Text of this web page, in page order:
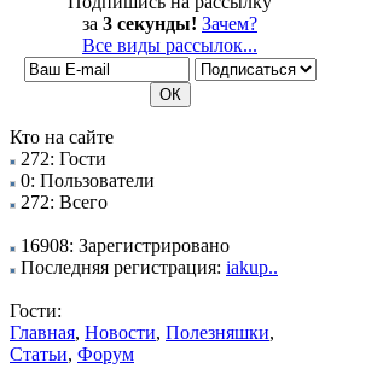
за 3 секунды! Зачем?
Все виды рассылок...
Кто на сайте
272: Гости
0: Пользователи
272: Всего
16908: Зарегистрировано
Последняя регистрация: iakup..
Гости:
Главная, Новости, Полезняшки,
Статьи, Форум